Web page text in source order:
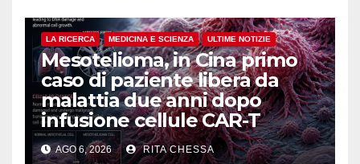
LA RICERCA MEDICINA E SCIENZA ULTIME NOTIZIE
Mesotelioma, in Cina primo
caso di paziente libera da
malattia due anni dopo
infusione cellule CAR-T
AGO 6, 2026 RITA CHESSA